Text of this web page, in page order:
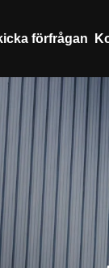
förfrågan